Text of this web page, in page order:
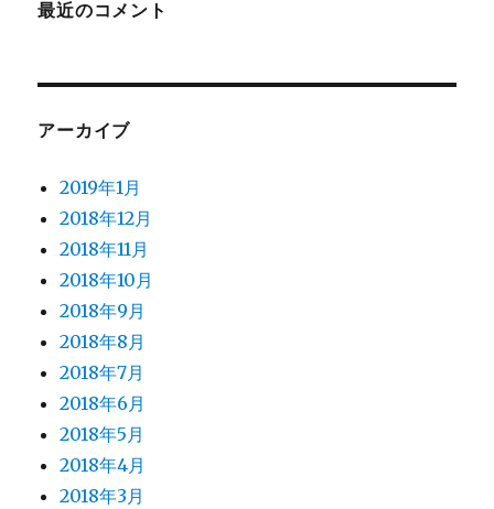
最近のコメント
アーカイブ
2019年1月
2018年12月
2018年11月
2018年10月
2018年9月
2018年8月
2018年7月
2018年6月
2018年5月
2018年4月
2018年3月